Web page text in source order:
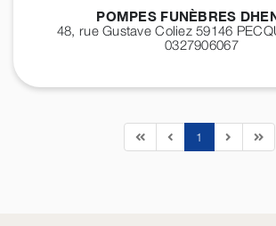
POMPES FUNÈBRES
48, rue Gustave Coliez 59146
0327906067
1